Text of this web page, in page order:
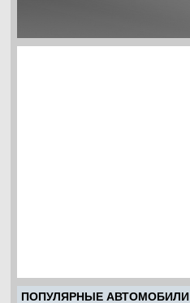
ПОПУЛЯРНЫЕ АВТОМОБИЛИ